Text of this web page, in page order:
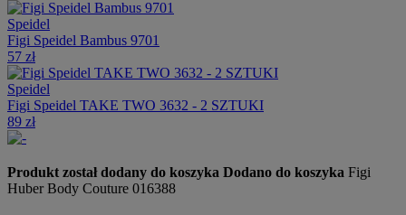
Speidel
Figi Speidel Bambus 9701
57 zł
Speidel
Figi Speidel TAKE TWO 3632 - 2 SZTUKI
89 zł
Produkt został dodany do koszyka Dodano do koszyka Figi
Huber Body Couture 016388